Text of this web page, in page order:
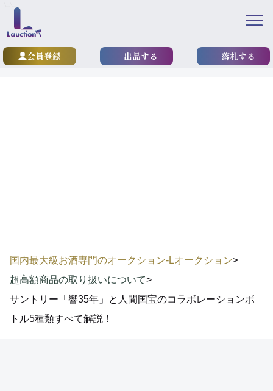
会員登録 出品する 落札する
国内最大級お酒専門のオークション-Lオークション>
超高額商品の取り扱いについて>
サントリー「響35年」と人間国宝のコラボレーションボ
トル5種類すべて解説！